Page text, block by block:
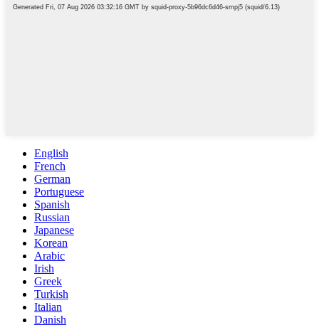
English
French
German
Portuguese
Spanish
Russian
Japanese
Korean
Arabic
Irish
Greek
Turkish
Italian
Danish